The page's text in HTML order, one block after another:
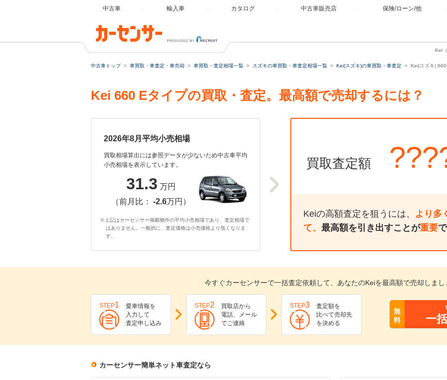
中古車 輸入車 カタログ 中古車販売店 保険/ローン/他
Kei
中古車トップ 車買取・車査定・車売却 車買取・査定相場一覧 スズキの車買取・車査定相場一覧 Kei(スズキ)の車買取・車査定 Kei(スズキ)
Kei 660 Eタイプの買取・査定。最高額で売却するには？
2026年8月平均小売相場
買取相場算出には参照データが少ないため中古車平均
小売相場を表示しています。
31.3 万円
（前月比： -2.6万円）
※上記はカーセンサー掲載物件の平均小売相場であり、査定相場で
はありません。一般的に、査定価格は小売価格より低くなりま
す。
買取査定額
Keiの高額査定を狙うには、 より多
て、 最高額を引き出すことが重要
今すぐカーセンサーで一括査定依頼して、あなたのKeiを最高額で売却しまし
STEP1
愛車情報を
入力して
査定申し込み
STEP2
買取店から
電話、メール
でご連絡
STEP3
査定額を
比べて売却先
を決める
無
料
一
カーセンサー簡単ネット車査定なら